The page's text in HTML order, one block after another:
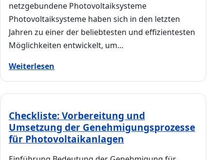
netzgebundene Photovoltaiksysteme
Photovoltaiksysteme haben sich in den letzten
Jahren zu einer der beliebtesten und effizientesten
Möglichkeiten entwickelt, um…
Weiterlesen
Checkliste: Vorbereitung und
Umsetzung der Genehmigungsprozesse
für Photovoltaikanlagen